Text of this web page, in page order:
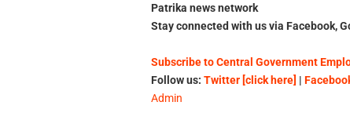
Patrika news network
Stay connected with us via Facebook,
Subscribe to Central Government
Follow us: Twitter [click here] |
Admin